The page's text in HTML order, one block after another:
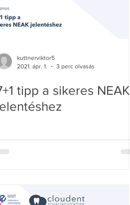
kuttnerviktor5
2021. ápr. 1.
3 perc olvasás
tipp a sikeres NEAK